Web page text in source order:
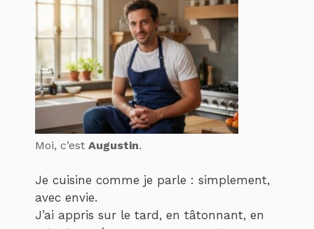
Moi, c’est Augustin.
Je cuisine comme je parle : simplement,
avec envie.
J’ai appris sur le tard, en tâtonnant, en